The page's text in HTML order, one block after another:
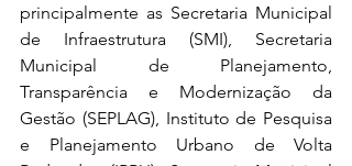
principalmente as Secretaria Municipal
de Infraestrutura (SMI), Secretaria
Municipal de Planejamento,
Transparência e Modernização da
Gestão (SEPLAG), Instituto de Pesquisa
e Planejamento Urbano de Volta